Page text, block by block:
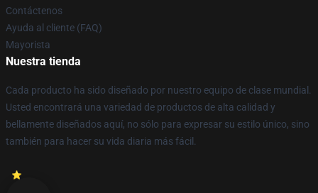
Contáctenos
Ayuda al cliente (FAQ)
Mayorista
Nuestra tienda
Cada producto ha sido diseñado por nuestro equipo de clase mundial.
Usted encontrará una variedad de productos de alta calidad y
bellamente diseñados aquí, no sólo para expresar su estilo único, sino
también para hacer su vida diaria más fácil.